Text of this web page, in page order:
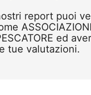
report puoi
ed
tue valutazioni.